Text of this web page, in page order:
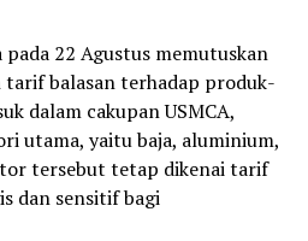
pada 22 Agustus memutuskan
balasan terhadap produk-
dalam cakupan USMCA,
utama, yaitu baja, aluminium,
tersebut tetap dikenai tarif
dan sensitif bagi